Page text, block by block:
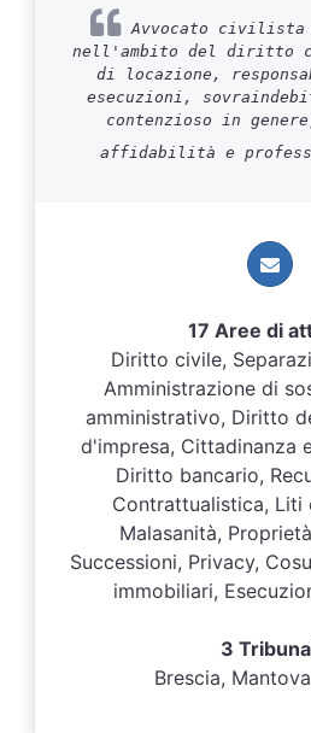
Avvocato civilista
nell'ambito del diritto
di locazione,
esecuzioni,
contenzioso in
affidabilità e
17 Aree di
Diritto civile,
Amministrazione di
amministrativo, Diritto
d'impresa, Cittadinanza
Diritto bancario,
Contrattualistica, Liti
Malasanità,
Successioni, Privacy,
immobiliari,
3
Brescia,